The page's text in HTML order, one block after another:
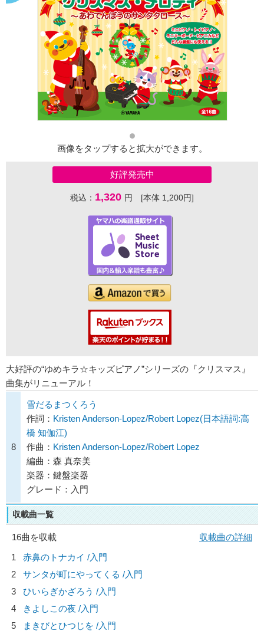
画像をタップすると拡大ができます。
好評発売中
税込： 1,320 円 [本体 1,200円]
大好評の“ゆめキラ☆キッズピアノ”シリーズの『クリスマス』
曲集がリニューアル！
8
雪だるまつくろう
作詞： Kristen Anderson-Lopez/Robert Lopez(日本語詞:高
橋 知伽江)
作曲： Kristen Anderson-Lopez/Robert Lopez
編曲：森 真奈美
楽器：鍵盤楽器
グレード：入門
収載曲一覧
16曲を収載
収載曲の詳細
1
赤鼻のトナカイ /入門
2
サンタが町にやってくる /入門
3
ひいらぎかざろう /入門
4
きよしこの夜 /入門
5
まきびとひつじを /入門